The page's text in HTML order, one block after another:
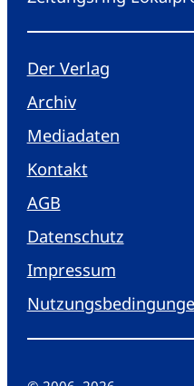
Der Verlag
Archiv
Mediadaten
Kontakt
AGB
Datenschutz
Impressum